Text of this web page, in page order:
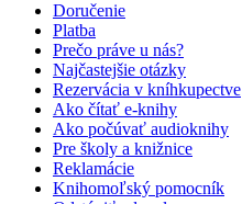
Doručenie
Platba
Prečo práve u nás?
Najčastejšie otázky
Rezervácia v kníhkupectve
Ako čítať e-knihy
Ako počúvať audioknihy
Pre školy a knižnice
Reklamácie
Knihomoľský pomocník